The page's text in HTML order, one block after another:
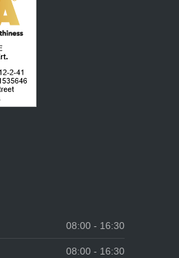
08:00 - 16:30
08:00 - 16:30